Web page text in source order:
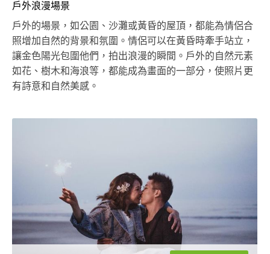
戶外浪漫場景
戶外的場景，如公園、沙灘或黃昏的屋頂，都能為情侶合
照增加自然的背景和氛圍。情侶可以在黃昏時牽手站立，
讓金色陽光包圍他們，拍出浪漫的瞬間。戶外的自然元素
如花、樹木和海浪等，都能成為畫面的一部分，使照片更
有詩意和自然美感。